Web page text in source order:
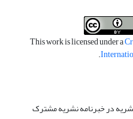
This work is licensed under a
.
در خبرنامه نشریه مشترک